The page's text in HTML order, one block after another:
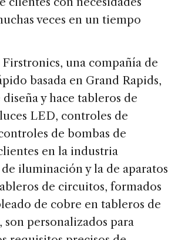
veces en un tiempo
una compañía de
basada en Grand Rapids,
y hace tableros de
LED, controles de
de bombas de
en la industria
iluminación y la de aparatos
de circuitos, formados
de cobre en tableros de
personalizados para